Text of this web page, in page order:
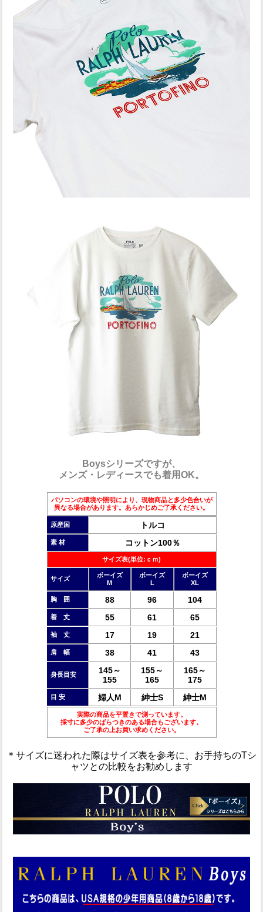
Boysシリーズですが、
メンズ・レディースでも着用OK。
パソコンの環境や照明により、現物商品と多少色合いが
異なる場合があります。あらかじめご了承ください。
原産国 トルコ
素 材 コットン100％
サイズ表(単位:ｃｍ)
サイズ
ボーイズ
M
ボーイズ
L
ボーイズ
XL
胸 囲 88 96 104
着 丈 55 61 65
袖 丈 17 19 21
肩 幅 38 41 43
身長目安
145～
155
155～
165
165～
175
目 安 婦人M 紳士S 紳士M
実際の商品を平置きで測っています。
採寸に多少のばらつきのある場合もございます。
ご了承の上お買い求めください。
＊サイズに迷われた際はサイズ表を参考に、お手持ちのTシ
ャツとの比較をお勧めします